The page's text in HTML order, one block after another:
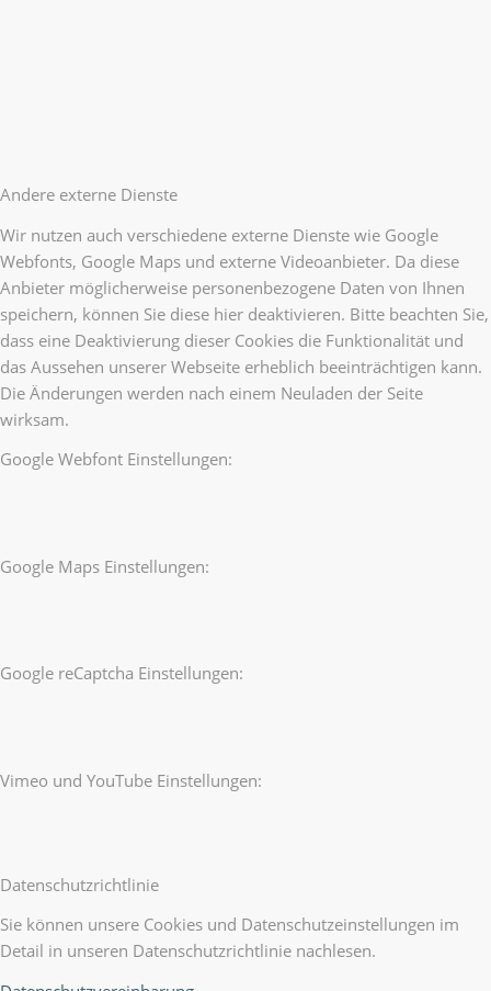
Andere externe Dienste
Wir nutzen auch verschiedene externe Dienste wie Google
Webfonts, Google Maps und externe Videoanbieter. Da diese
Anbieter möglicherweise personenbezogene Daten von Ihnen
speichern, können Sie diese hier deaktivieren. Bitte beachten Sie,
dass eine Deaktivierung dieser Cookies die Funktionalität und
das Aussehen unserer Webseite erheblich beeinträchtigen kann.
Die Änderungen werden nach einem Neuladen der Seite
wirksam.
Google Webfont Einstellungen:
Google Maps Einstellungen:
Google reCaptcha Einstellungen:
Vimeo und YouTube Einstellungen:
Datenschutzrichtlinie
Sie können unsere Cookies und Datenschutzeinstellungen im
Detail in unseren Datenschutzrichtlinie nachlesen.